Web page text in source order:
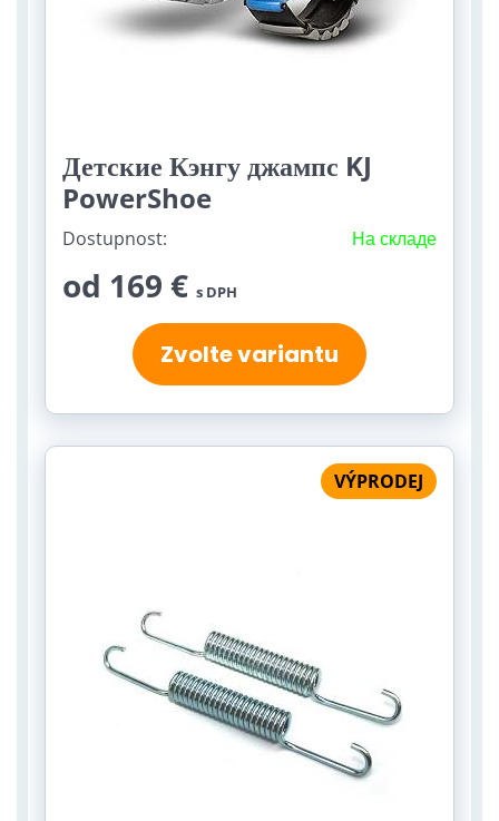
Детские Кэнгу джампс KJ
PowerShoe
Dostupnost: На складе
od 169 € s DPH
Zvolte variantu
VÝPRODEJ